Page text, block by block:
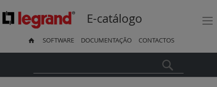
E-catálogo
SOFTWARE DOCUMENTAÇÃO CONTACTOS